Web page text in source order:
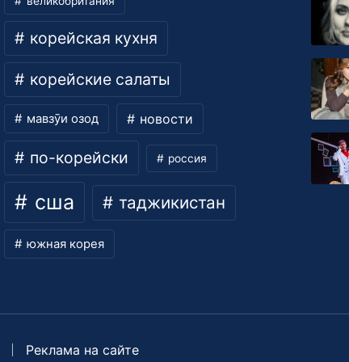
корейская кухня
корейские салаты
мавзӯи озод новости
по-корейски россия
сша таджикистан
южная корея
Реклама на сайте